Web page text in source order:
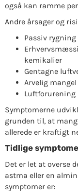
også kan ramme
Andre årsager og
Passiv
kemikalier
Gentagne
Arvelig
Luftforurening
Symptomerne
grunden til, at
allerede er kraftigt
Tidlige
Det er let at overse
astma eller en
symptomer er: